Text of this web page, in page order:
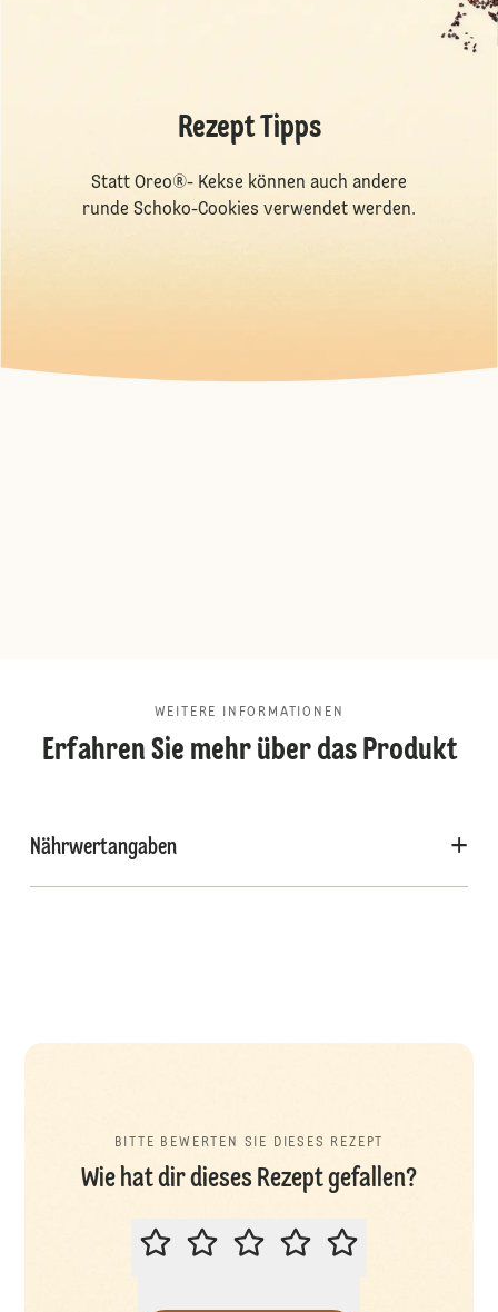
Rezept Tipps
Statt Oreo®- Kekse können auch andere
runde Schoko-Cookies verwendet werden.
WEITERE INFORMATIONEN
Erfahren Sie mehr über das Produkt
Nährwertangaben
BITTE BEWERTEN SIE DIESES REZEPT
Wie hat dir dieses Rezept gefallen?
BITTE BEWERTEN SIE DIESES